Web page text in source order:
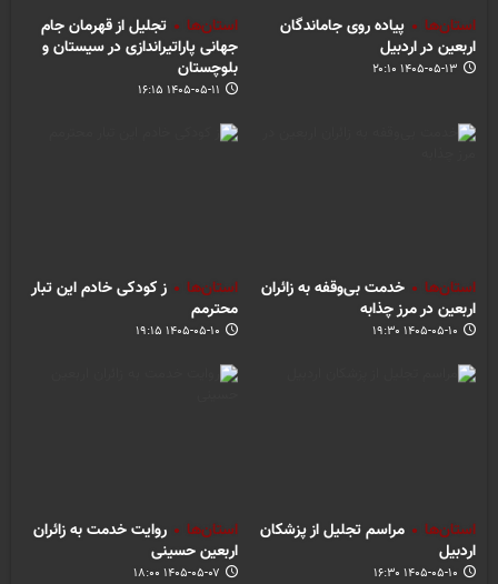
استان‌ها
پیاده روی جاماندگان
اربعین در اردبیل
۱۴۰۵-۰۵-۱۳ ۲۰:۱۰
استان‌ها
تجلیل از قهرمان جام
جهانی پاراتیراندازی در سیستان و
بلوچستان
۱۴۰۵-۰۵-۱۱ ۱۶:۱۵
استان‌ها
خدمت بی‌وقفه به زائران
اربعین در مرز چذابه
۱۴۰۵-۰۵-۱۰ ۱۹:۳۰
استان‌ها
ز کودکی خادم این تبار
محترمم
۱۴۰۵-۰۵-۱۰ ۱۹:۱۵
استان‌ها
مراسم تجلیل از پزشکان
اردبیل
۱۴۰۵-۰۵-۱۰ ۱۶:۳۰
استان‌ها
روایت خدمت به زائران
اربعین حسینی
۱۴۰۵-۰۵-۰۷ ۱۸:۰۰